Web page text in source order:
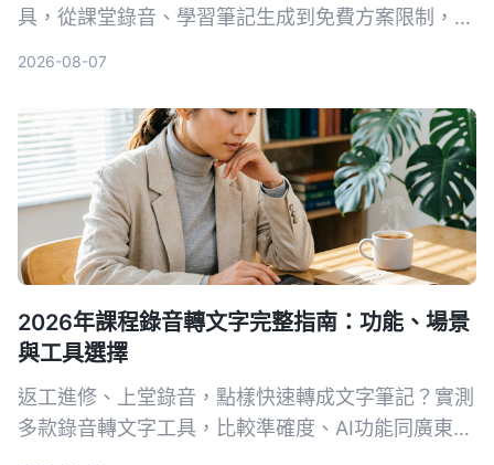
具，從課堂錄音、學習筆記生成到免費方案限制，5
2026-08-07
2026年課程錄音轉文字完整指南：功能、場景
與工具選擇
返工進修、上堂錄音，點樣快速轉成文字筆記？實測
多款錄音轉文字工具，比較準確度、AI功能同廣東話